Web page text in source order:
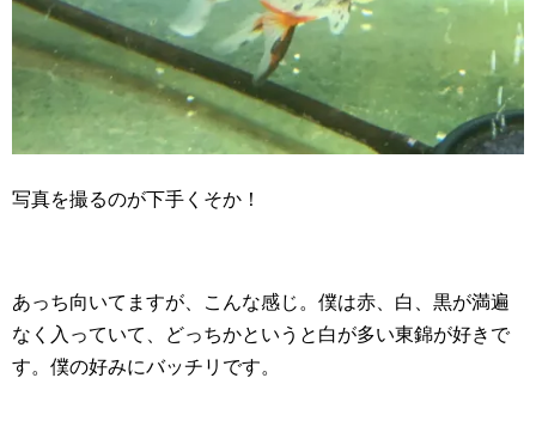
写真を撮るのが下手くそか！
あっち向いてますが、こんな感じ。僕は赤、白、黒が満遍
なく入っていて、どっちかというと白が多い東錦が好きで
す。僕の好みにバッチリです。